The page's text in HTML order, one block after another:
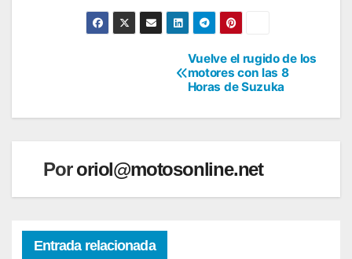
Vuelve el rugido de los
motores con las 8
Horas de Suzuka
Pororiol@motosonline.net
Entrada relacionada